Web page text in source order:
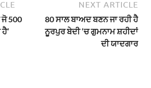
500
NEXT ARTICLE
80 ਸਾਲ ਬਾਅਦ ਬਣਨ ਜਾ ਰਹੀ ਹੈ
ਨੂਰਪੁਰ ਬੇਦੀ ‘ਚ ਗੁਮਨਾਮ ਸ਼ਹੀਦਾਂ
ਦੀ ਯਾਦਗਾਰ